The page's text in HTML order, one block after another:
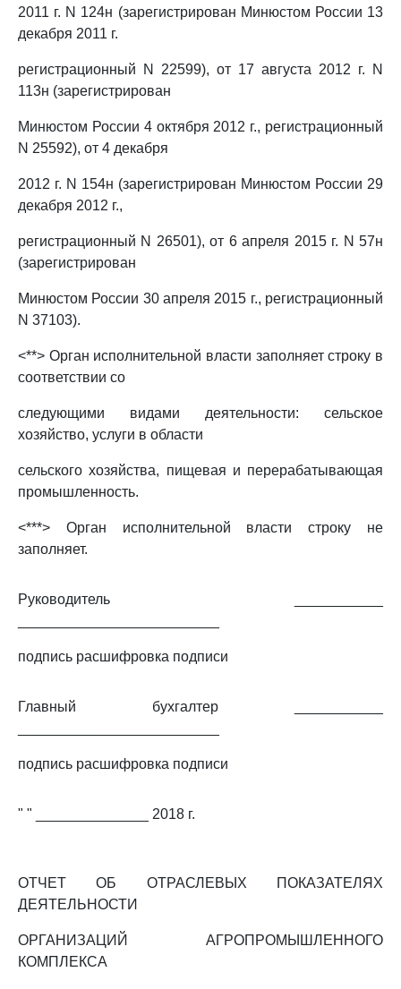
2011 г. N 124н (зарегистрирован Минюстом России 13
декабря 2011 г.
регистрационный N 22599), от 17 августа 2012 г. N
113н (зарегистрирован
Минюстом России 4 октября 2012 г., регистрационный
N 25592), от 4 декабря
2012 г. N 154н (зарегистрирован Минюстом России 29
декабря 2012 г.,
регистрационный N 26501), от 6 апреля 2015 г. N 57н
(зарегистрирован
Минюстом России 30 апреля 2015 г., регистрационный
N 37103).
<**> Орган исполнительной власти заполняет строку в
соответствии со
следующими видами деятельности: сельское
хозяйство, услуги в области
сельского хозяйства, пищевая и перерабатывающая
промышленность.
<***> Орган исполнительной власти строку не
заполняет.
Руководитель ___________
подпись расшифровка подписи
Главный бухгалтер ___________
подпись расшифровка подписи
" " ______________ 2018 г.
ОТЧЕТ ОБ ОТРАСЛЕВЫХ ПОКАЗАТЕЛЯХ
ДЕЯТЕЛЬНОСТИ
ОРГАНИЗАЦИЙ АГРОПРОМЫШЛЕННОГО
КОМПЛЕКСА